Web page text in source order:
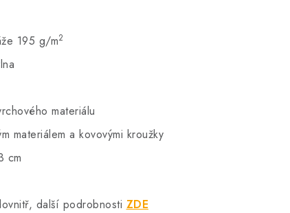
195 g/m2
materiálu
materiálem a kovovými kroužky
cm
další podrobnosti ZDE